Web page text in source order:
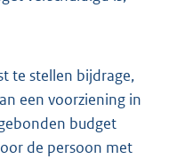
te stellen bijdrage,
een voorziening in
budget
de persoon met